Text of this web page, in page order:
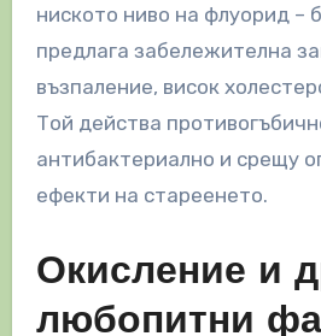
ниското ниво на флуорид –
предлага забележителна
възпаление, висок
Той действа
антибактериално и срещу
ефекти на стареенето.
Окисление и
любопитни